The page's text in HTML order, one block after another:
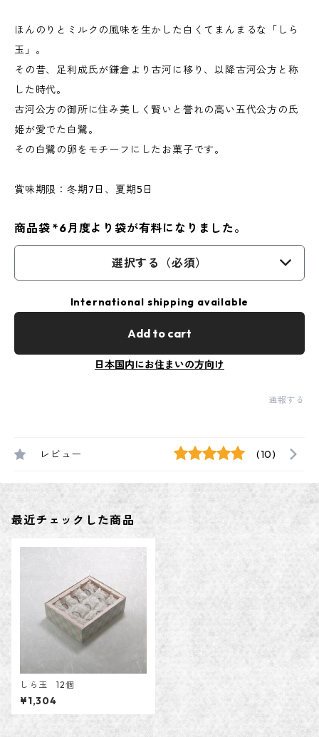
ほんのりとミルクの風味を生かした白くてまんまるな「しら
玉」。
その昔、足利成氏が鎌倉より古河に移り、以降古河公方と称
した時代。
古河公方の御所に住み美しく賢いと誉れの高い五代公方の氏
姫が愛でた白鷺。
その白鷺の卵をモチーフにしたお菓子です。
賞味期限：冬期7日、夏期5日
商品袋 *6月度より袋が有料になりました。
選択する（必須）
International shipping available
Add to cart
日本国内にお住まいの方向け
通報する
レビュー (10)
最近チェックした商品
しら玉 12個
¥1,304